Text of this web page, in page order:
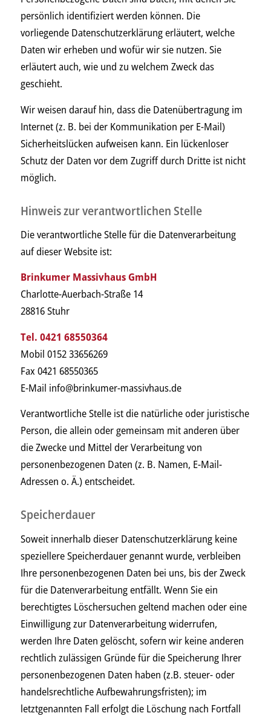
persönlich identifiziert werden können. Die
vorliegende Datenschutzerklärung erläutert, welche
Daten wir erheben und wofür wir sie nutzen. Sie
erläutert auch, wie und zu welchem Zweck das
geschieht.
Wir weisen darauf hin, dass die Datenübertragung im
Internet (z. B. bei der Kommunikation per E-Mail)
Sicherheitslücken aufweisen kann. Ein lückenloser
Schutz der Daten vor dem Zugriff durch Dritte ist nicht
möglich.
Hinweis zur verantwortlichen Stelle
Die verantwortliche Stelle für die Datenverarbeitung
auf dieser Website ist:
Brinkumer Massivhaus GmbH
Charlotte-Auerbach-Straße 14
28816 Stuhr
Tel. 0421 68550364
Mobil 0152 33656269
Fax 0421 68550365
E-Mail info@brinkumer-massivhaus.de
Verantwortliche Stelle ist die natürliche oder juristische
Person, die allein oder gemeinsam mit anderen über
die Zwecke und Mittel der Verarbeitung von
personenbezogenen Daten (z. B. Namen, E-Mail-
Adressen o. Ä.) entscheidet.
Speicherdauer
Soweit innerhalb dieser Datenschutzerklärung keine
speziellere Speicherdauer genannt wurde, verbleiben
Ihre personenbezogenen Daten bei uns, bis der Zweck
für die Datenverarbeitung entfällt. Wenn Sie ein
berechtigtes Löschersuchen geltend machen oder eine
Einwilligung zur Datenverarbeitung widerrufen,
werden Ihre Daten gelöscht, sofern wir keine anderen
rechtlich zulässigen Gründe für die Speicherung Ihrer
personenbezogenen Daten haben (z.B. steuer- oder
handelsrechtliche Aufbewahrungsfristen); im
letztgenannten Fall erfolgt die Löschung nach Fortfall